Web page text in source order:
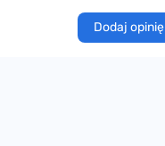
Dodaj opinię